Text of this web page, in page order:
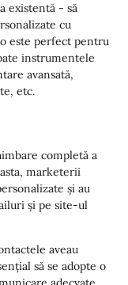
existentă - să
cu
este perfect pentru
instrumentele
avansată,
etc.
completă a
marketerii
și au
și pe site-ul
aveau
să se adopte o